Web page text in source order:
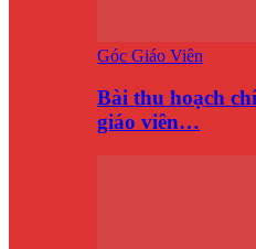
Góc Giáo Viên
Bài thu hoạch
giáo viên…